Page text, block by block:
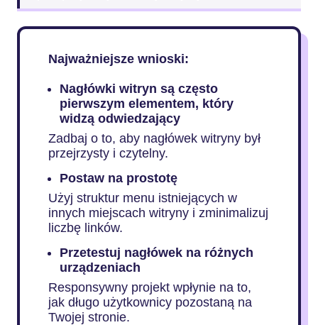
Najważniejsze wnioski:
Nagłówki witryn są często
pierwszym elementem, który
widzą odwiedzający
Zadbaj o to, aby nagłówek witryny był
przejrzysty i czytelny.
Postaw na prostotę
Użyj struktur menu istniejących w
innych miejscach witryny i zminimalizuj
liczbę linków.
Przetestuj nagłówek na różnych
urządzeniach
Responsywny projekt wpłynie na to,
jak długo użytkownicy pozostaną na
Twojej stronie.